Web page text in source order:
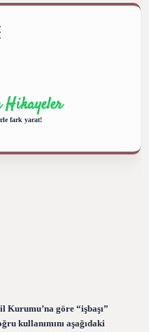
Hikayeler
fark yarat!
Kurumu’na göre “işbaşı”
kullanımını aşağıdaki